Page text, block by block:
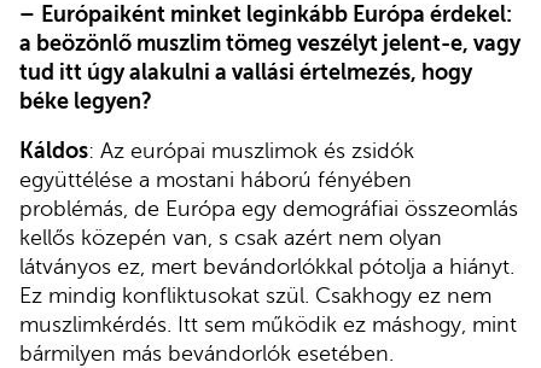
– Európaiként minket leginkább Európa érdekel:
a beözönlő muszlim tömeg veszélyt jelent-e, vagy
tud itt úgy alakulni a vallási értelmezés, hogy
béke legyen?
Káldos: Az európai muszlimok és zsidók
együttélése a mostani háború fényében
problémás, de Európa egy demográfiai összeomlás
kellős közepén van, s csak azért nem olyan
látványos ez, mert bevándorlókkal pótolja a hiányt.
Ez mindig konfliktusokat szül. Csakhogy ez nem
muszlimkérdés. Itt sem működik ez máshogy, mint
bármilyen más bevándorlók esetében.